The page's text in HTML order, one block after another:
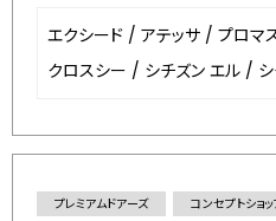
エクシード / アテッサ / プロマ
クロスシー / シチズン エル /
プレミアムドアーズ コンセプトショ